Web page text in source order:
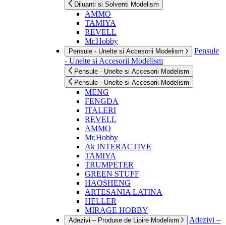
Diluanti si Solventi Modelism
AMMO
TAMIYA
REVELL
Mr.Hobby
Pensule - Unelte si Accesorii Modelism
Pensule
- Unelte si Accesorii Modelism
Pensule - Unelte si Accesorii Modelism
Pensule - Unelte si Accesorii Modelism
MENG
FENGDA
ITALERI
REVELL
AMMO
Mr.Hobby
Ak INTERACTIVE
TAMIYA
TRUMPETER
GREEN STUFF
HAOSHENG
ARTESANIA LATINA
HELLER
MIRAGE HOBBY
Adezivi – Produse de Lipire Modelism
Adezivi –